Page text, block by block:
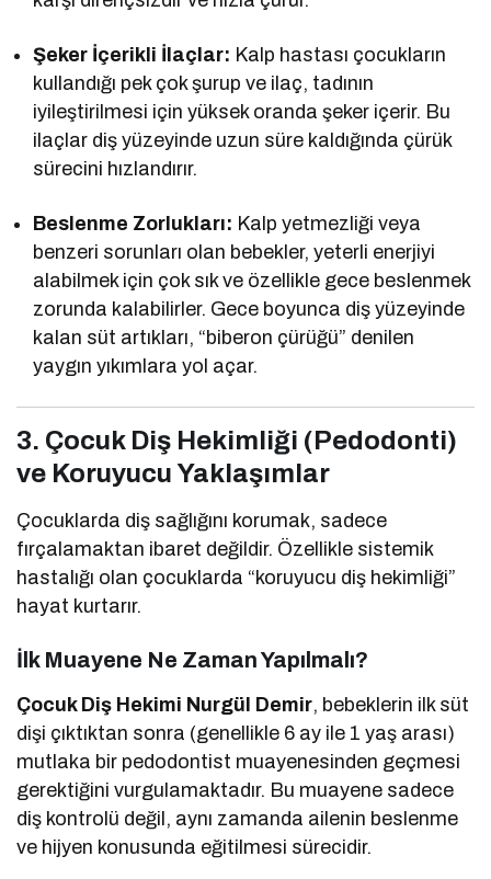
Şeker İçerikli İlaçlar: Kalp hastası çocukların
kullandığı pek çok şurup ve ilaç, tadının
iyileştirilmesi için yüksek oranda şeker içerir. Bu
ilaçlar diş yüzeyinde uzun süre kaldığında çürük
sürecini hızlandırır.
Beslenme Zorlukları: Kalp yetmezliği veya
benzeri sorunları olan bebekler, yeterli enerjiyi
alabilmek için çok sık ve özellikle gece beslenmek
zorunda kalabilirler. Gece boyunca diş yüzeyinde
kalan süt artıkları, “biberon çürüğü” denilen
yaygın yıkımlara yol açar.
3. Çocuk Diş Hekimliği (Pedodonti)
ve Koruyucu Yaklaşımlar
Çocuklarda diş sağlığını korumak, sadece
fırçalamaktan ibaret değildir. Özellikle sistemik
hastalığı olan çocuklarda “koruyucu diş hekimliği”
hayat kurtarır.
İlk Muayene Ne Zaman Yapılmalı?
Çocuk Diş Hekimi Nurgül Demir, bebeklerin ilk süt
dişi çıktıktan sonra (genellikle 6 ay ile 1 yaş arası)
mutlaka bir pedodontist muayenesinden geçmesi
gerektiğini vurgulamaktadır. Bu muayene sadece
diş kontrolü değil, aynı zamanda ailenin beslenme
ve hijyen konusunda eğitilmesi sürecidir.